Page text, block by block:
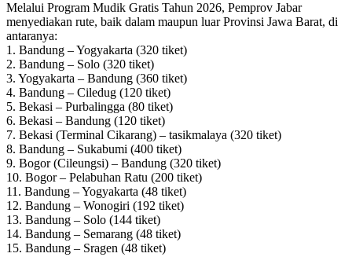
Melalui Program Mudik Gratis Tahun 2026, Pemprov Jabar
menyediakan rute, baik dalam maupun luar Provinsi Jawa Barat, di
antaranya:
1. Bandung – Yogyakarta (320 tiket)
2. Bandung – Solo (320 tiket)
3. Yogyakarta – Bandung (360 tiket)
4. Bandung – Ciledug (120 tiket)
5. Bekasi – Purbalingga (80 tiket)
6. Bekasi – Bandung (120 tiket)
7. Bekasi (Terminal Cikarang) – tasikmalaya (320 tiket)
8. Bandung – Sukabumi (400 tiket)
9. Bogor (Cileungsi) – Bandung (320 tiket)
10. Bogor – Pelabuhan Ratu (200 tiket)
11. Bandung – Yogyakarta (48 tiket)
12. Bandung – Wonogiri (192 tiket)
13. Bandung – Solo (144 tiket)
14. Bandung – Semarang (48 tiket)
15. Bandung – Sragen (48 tiket)